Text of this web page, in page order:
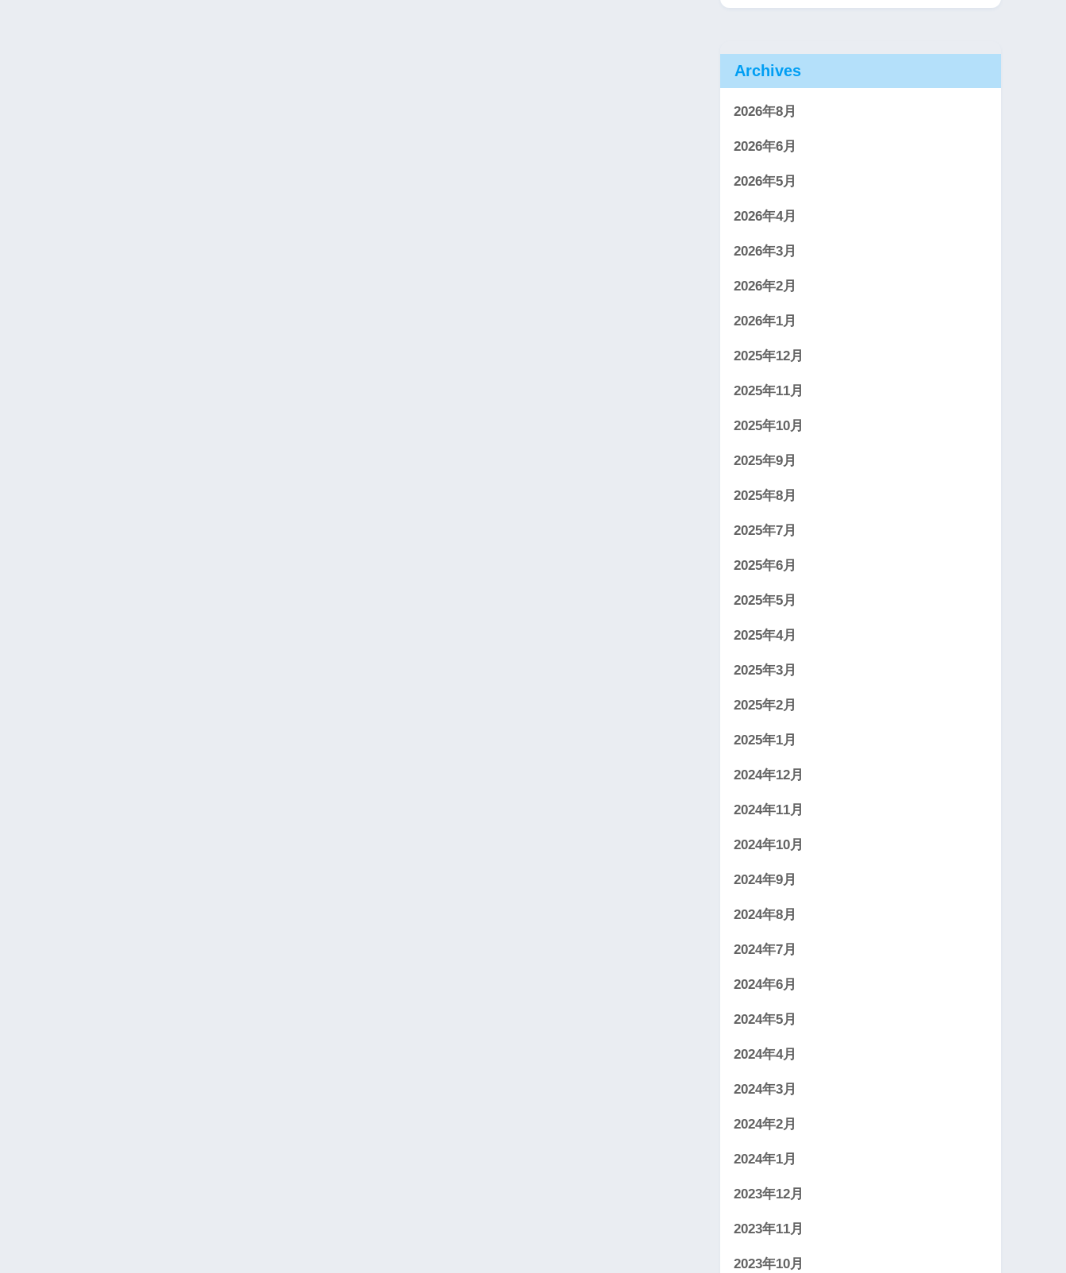
Archives
2026年8月
2026年6月
2026年5月
2026年4月
2026年3月
2026年2月
2026年1月
2025年12月
2025年11月
2025年10月
2025年9月
2025年8月
2025年7月
2025年6月
2025年5月
2025年4月
2025年3月
2025年2月
2025年1月
2024年12月
2024年11月
2024年10月
2024年9月
2024年8月
2024年7月
2024年6月
2024年5月
2024年4月
2024年3月
2024年2月
2024年1月
2023年12月
2023年11月
2023年10月